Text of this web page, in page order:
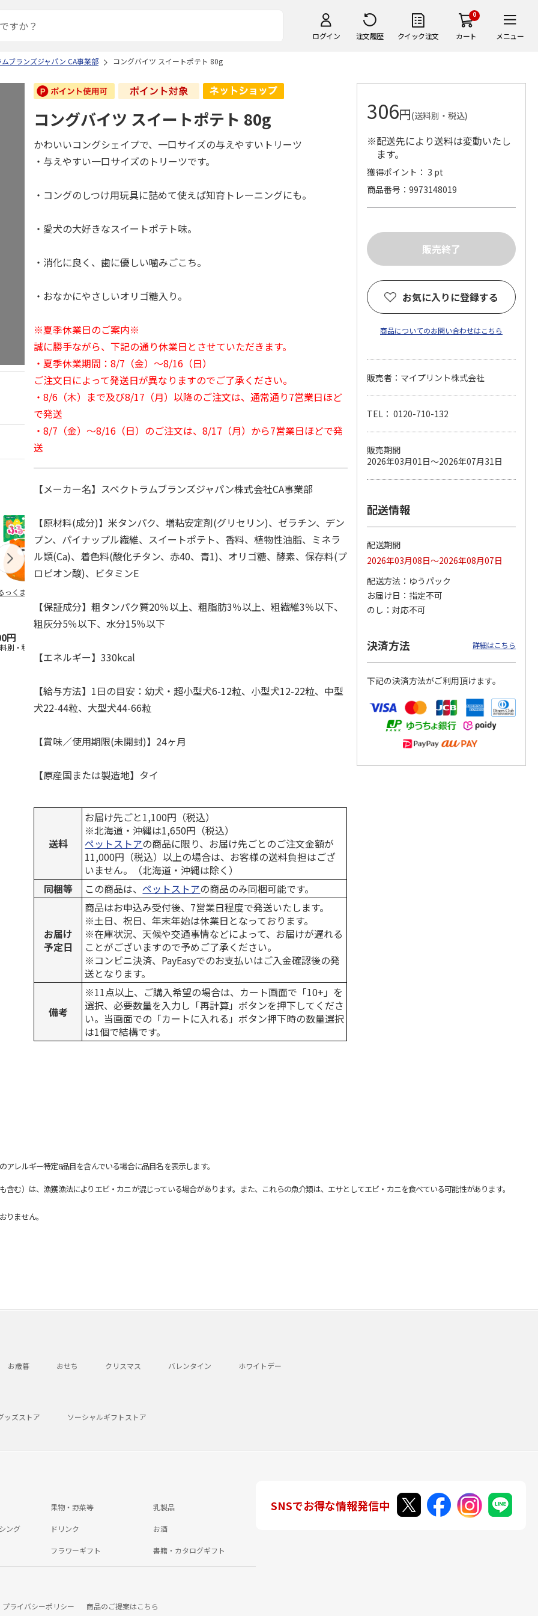
ログイン 注文履歴 クイック注文
0
カート メニュー
ムブランズジャパン CA事業部 コングバイツ スイートポテト 80g
っくま みかん
円
別・税込)
らない消臭・抗菌サ
ンド 4L
をとる砂専用 猫ト
イレ ナチュラルグ
レー
ムデンタルコーン
ぐるぐるボーン型 S
チ 健康に育つ子ね
こ用 まぐろ・かつ
ペット線香 虹のか
なた フルーティフ
ローラルの香り
590円
(送料別・税込) (送料別・税込)
コングバイツ スイートポテト 80g
かわいいコングシェイプで、一口サイズの与えやすいトリーツ
・与えやすい一口サイズのトリーツです。
・コングのしつけ用玩具に詰めて使えば知育トレーニングにも。
・愛犬の大好きなスイートポテト味。
・消化に良く、歯に優しい噛みごこち。
・おなかにやさしいオリゴ糖入り。
※夏季休業日のご案内※
誠に勝手ながら、下記の通り休業日とさせていただきます。
・夏季休業期間：8/7（金）～8/16（日）
ご注文日によって発送日が異なりますのでご了承ください。
・8/6（木）まで及び8/17（月）以降のご注文は、通常通り7営業日ほど
で発送
・8/7（金）～8/16（日）のご注文は、8/17（月）から7営業日ほどで発
送
【メーカー名】スペクトラムブランズジャパン株式会社CA事業部
【原材料(成分)】米タンパク、増粘安定剤(グリセリン)、ゼラチン、デン
プン、パイナップル繊維、スイートポテト、香料、植物性油脂、ミネラ
ル類(Ca)、着色料(酸化チタン、赤40、青1)、オリゴ糖、酵素、保存料(プ
ロピオン酸)、ビタミンE
【保証成分】粗タンパク質20％以上、粗脂肪3％以上、粗繊維3％以下、
粗灰分5％以下、水分15％以下
【エネルギー】330kcal
【給与方法】1日の目安：幼犬・超小型犬6-12粒、小型犬12-22粒、中型
犬22-44粒、大型犬44-66粒
【賞味／使用期限(未開封)】24ヶ月
【原産国または製造地】タイ
送料
お届け先ごと1,100円（税込）
※北海道・沖縄は1,650円（税込）
ペットストアの商品に限り、お届け先ごとのご注文金額が
11,000円（税込）以上の場合は、お客様の送料負担はござ
いません。（北海道・沖縄は除く）
同梱等
この商品は、ペットストアの商品のみ同梱可能です。
お届け
予定日
商品はお申込み受付後、7営業日程度で発送いたします。
※土日、祝日、年末年始は休業日となっております。
※在庫状況、天候や交通事情などによって、お届けが遅れる
ことがございますので予めご了承ください。
※コンビニ決済、PayEasyでのお支払いはご入金確認後の発
送となります。
備考
※11点以上、ご購入希望の場合は、カート画面で「10+」を
選択、必要数量を入力し「再計算」ボタンを押下してくださ
い。当画面での「カートに入れる」ボタン押下時の数量選択
は1個で結構です。
306円(送料別・税込)
※配送先により送料は変動いたし
ます。
獲得ポイント： 3 pt
商品番号
9973148019
お気に入りに登録する
商品についてのお問い合わせはこちら
販売者：マイプリント株式会社
TEL： 0120-710-132
販売期間
2026年03月01日～2026年07月31日
配送情報
配送期間
2026年03月08日～2026年08月07日
配送方法
ゆうパック
お届け日
指定不可
のし
対応不可
決済方法 詳細はこちら
下記の決済方法がご利用頂けます。
レルギー特定8品目を含んでいる場合に品目名を表示します。
む）は、漁獲漁法によりエビ・カニが混じっている場合があります。また、これらの魚介類は、エサとしてエビ・カニを食べている可能性があります。
ません。
お歳暮 おせち クリスマス バレンタイン ホワイトデー
ッズストア ソーシャルギフトストア
果物・野菜等 乳製品
ング ドリンク お酒
フラワーギフト 書籍・カタログギフト
プライバシーポリシー 商品のご提案はこちら
SNSでお得な情報発信中